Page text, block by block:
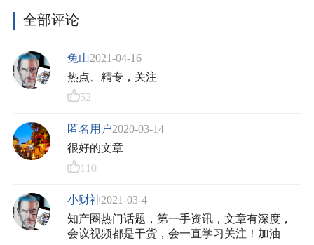
全部评论
兔山2021-04-16
热点、精专，关注
52
匿名用户2020-03-14
很好的文章
110
小财神2021-03-4
知产圈热门话题，第一手资讯，文章有深度，
会议视频都是干货，会一直学习关注！加油